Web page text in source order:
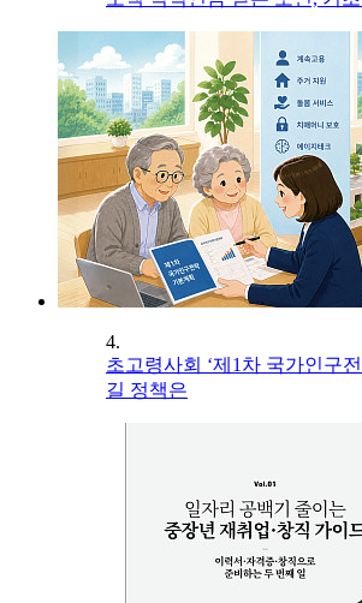
4.
초고령사회 ‘제1차 국가인구
길 정책은